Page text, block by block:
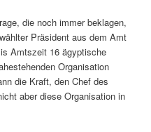
die noch immer beklagen,
Präsident aus dem Amt
Amtszeit 16 ägyptische
Organisation
die Kraft, den Chef des
aber diese Organisation in